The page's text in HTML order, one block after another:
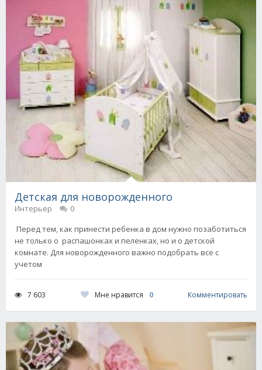
Детская для новорожденного
Интерьер
0
Перед тем, как принести ребенка в дом нужно позаботиться
не только о распашонках и пеленках, но и о детской
комнате. Для новорожденного важно подобрать все с
учетом
7 603 Мне нравится 0 Комментировать